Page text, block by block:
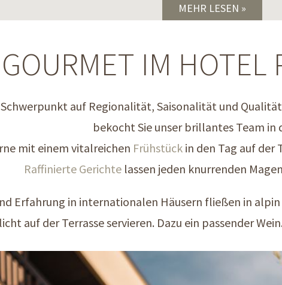
MEHR LESEN
GOURMET IM HOTEL
auf Regionalität, Saisonalität und
bekocht Sie unser brillantes Team in
mit einem vitalreichen Frühstück in den Tag auf der
Raffinierte Gerichtelassen jeden knurrenden
Erfahrung in internationalen Häusern fließen in
auf der Terrasse servieren. Dazu ein passender